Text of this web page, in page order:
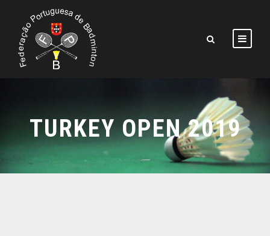
TURKEY OPEN 2019